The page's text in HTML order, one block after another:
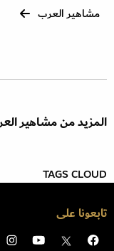
مشاهير العرب
المزيد من مشاهير
TAGS CLOUD
تابعونا على